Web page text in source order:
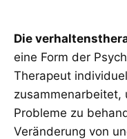
Die
eine Form der
Therapeut
zusammenarbeitet,
Probleme zu
Veränderung von